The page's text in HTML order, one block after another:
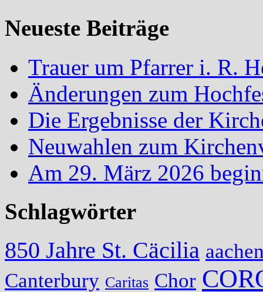
Neueste Beiträge
Trauer um Pfarrer i. R.
Änderungen zum
Die Ergebnisse der
Neuwahlen zum
Am 29. März 2026
Schlagwörter
850 Jahre St. Cäcilia
Canterbury Caritas Chor